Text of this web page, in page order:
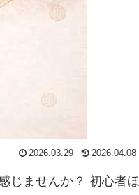
2026.03.29 2026.04.08
じませんか？ 初心者ほ